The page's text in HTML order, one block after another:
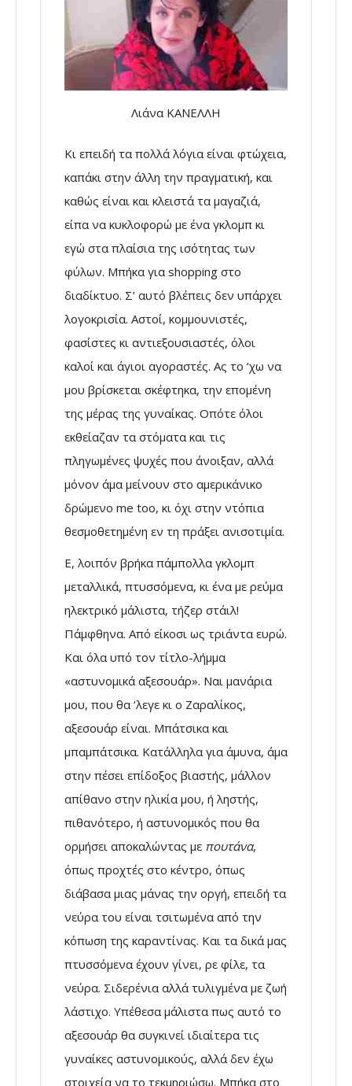
Λιάνα ΚΑΝΕΛΛΗ
Κι επειδή τα πολλά λόγια είναι φτώχεια,
καπάκι στην άλλη την πραγματική, και
καθώς είναι και κλειστά τα μαγαζιά,
είπα να κυκλοφορώ με ένα γκλομπ κι
εγώ στα πλαίσια της ισότητας των
φύλων. Μπήκα για shopping στο
διαδίκτυο. Σ’ αυτό βλέπεις δεν υπάρχει
λογοκρισία. Αστοί, κομμουνιστές,
φασίστες κι αντιεξουσιαστές, όλοι
καλοί και άγιοι αγοραστές. Ας το ‘χω να
μου βρίσκεται σκέφτηκα, την επομένη
της μέρας της γυναίκας. Οπότε όλοι
εκθείαζαν τα στόματα και τις
πληγωμένες ψυχές που άνοιξαν, αλλά
μόνον άμα μείνουν στο αμερικάνικο
δρώμενο me too, κι όχι στην ντόπια
θεσμοθετημένη εν τη πράξει ανισοτιμία.
Ε, λοιπόν βρήκα πάμπολλα γκλομπ
μεταλλικά, πτυσσόμενα, κι ένα με ρεύμα
ηλεκτρικό μάλιστα, τήζερ στάιλ!
Πάμφθηνα. Από είκοσι ως τριάντα ευρώ.
Και όλα υπό τον τίτλο-λήμμα
«αστυνομικά αξεσουάρ». Ναι μανάρια
μου, που θα ‘λεγε κι ο Ζαραλίκος,
αξεσουάρ είναι. Μπάτσικα και
μπαμπάτσικα. Κατάλληλα για άμυνα, άμα
στην πέσει επίδοξος βιαστής, μάλλον
απίθανο στην ηλικία μου, ή ληστής,
πιθανότερο, ή αστυνομικός που θα
ορμήσει αποκαλώντας με πουτάνα,
όπως προχτές στο κέντρο, όπως
διάβασα μιας μάνας την οργή, επειδή τα
νεύρα του είναι τσιτωμένα από την
κόπωση της καραντίνας. Και τα δικά μας
πτυσσόμενα έχουν γίνει, ρε φίλε, τα
νεύρα. Σιδερένια αλλά τυλιγμένα με ζωή
λάστιχο. Υπέθεσα μάλιστα πως αυτό το
αξεσουάρ θα συγκινεί ιδιαίτερα τις
γυναίκες αστυνομικούς, αλλά δεν έχω
στοιχεία να το τεκμηριώσω. Μπήκα στο